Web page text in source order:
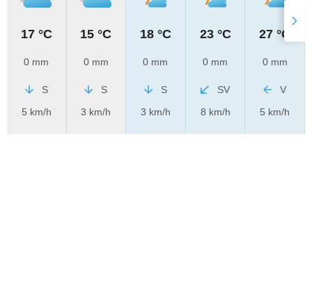
17 °C
0 mm
S
5 km/h
15 °C
0 mm
S
3 km/h
18 °C
0 mm
S
3 km/h
23 °C
0 mm
SV
8 km/h
27 °C
0 mm
V
5 km/h